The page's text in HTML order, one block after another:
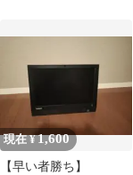
現在 ¥1,600
【早い者勝ち】